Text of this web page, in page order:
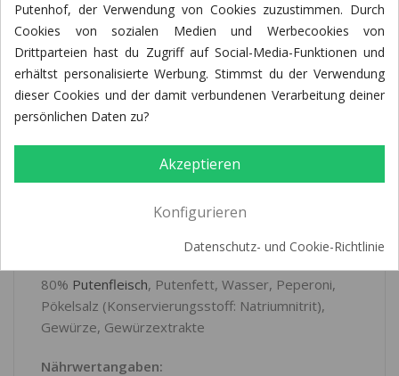
ARTIKELDETAILS
BEWERTUNGEN (1)
Typische Fleischwurst im Ring. Verfeinert mit
pikanten Peperonistückchen.
80% Putenfleisch, Putenfett, Wasser, Peperoni,
Pökelsalz (Konservierungsstoff: Natriumnitrit),
Gewürze, Gewürzextrakte
Nährwertangaben:
Putenhof, der Verwendung von Cookies zuzustimmen. Durch
Cookies von sozialen Medien und Werbecookies von
Drittparteien hast du Zugriff auf Social-Media-Funktionen und
erhältst personalisierte Werbung. Stimmst du der Verwendung
dieser Cookies und der damit verbundenen Verarbeitung deiner
persönlichen Daten zu?
Akzeptieren
Konfigurieren
Datenschutz- und Cookie-Richtlinie